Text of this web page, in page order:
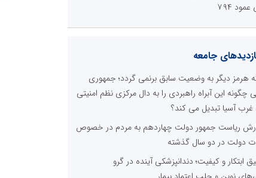
۷۹۴
جامعه
هرمز دیگر به وضعیت سابق برنمی گردد؛ جمهوری
چگونه این آبراه راهبردی را به دال مرکزی نظم امنیتی
آسیا تبدیل می کند؟
ریاست جمهور دولت چهاردهم به مردم در خصوص
دولت در دو سال گذشته
ابتکار و کیفیت؛ دندانپزشکی آینده در گرو